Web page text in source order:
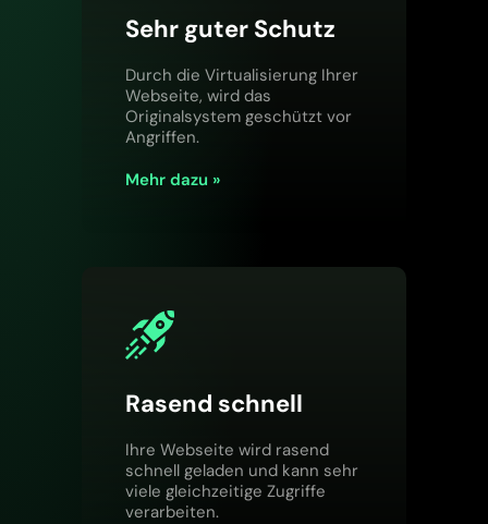
Sehr guter Schutz
Durch die Virtualisierung Ihrer
Webseite, wird das
Originalsystem geschützt vor
Angriffen.
Mehr dazu »
Rasend schnell
Ihre Webseite wird rasend
schnell geladen und kann sehr
viele gleichzeitige Zugriffe
verarbeiten.